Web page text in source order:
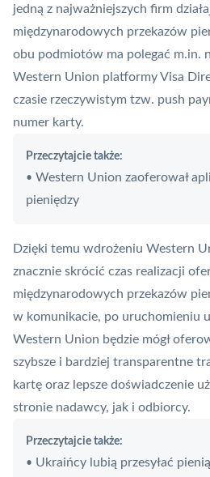
jedną z najważniejszych firm
międzynarodowych przekazów
obu podmiotów ma polegać m.in.
Western Union platformy Visa
czasie rzeczywistym tzw. push
numer karty.
Przeczytajcie także:
• Western Union zaoferował
pieniędzy
Dzięki temu wdrożeniu Western
znacznie skrócić czas realizacji
międzynarodowych przekazów
w komunikacie, po uruchomieniu
Western Union będzie mógł
szybsze i bardziej transparentne
kartę oraz lepsze doświadczenie
stronie nadawcy, jak i odbiorcy.
Przeczytajcie także:
• Ukraińcy lubią przesyłać